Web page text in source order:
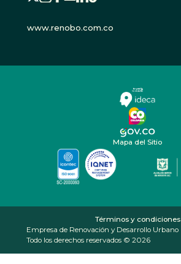
www.renobo.com.co
Mapa del Sitio
Términos y condiciones
Empresa de Renovación y Desarrollo Urbano
Todo los derechos reservados © 2026